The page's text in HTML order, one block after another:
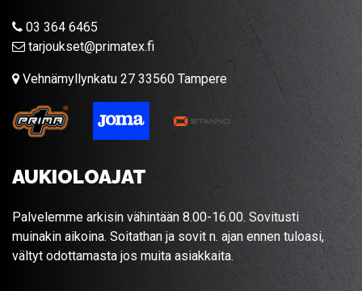
03 364 6465
tarjoukset@primatex.fi
Vehnämyllynkatu 27 33560 Tampere
AUKIOLOAJAT
Palvelemme arkisin vähintään 8.00-16.00. Sovitusti
muinakin aikoina. Soitathan ja sovit n. ajan ennen tuloasi,
vältyt odottamasta jos muita asiakkaita.